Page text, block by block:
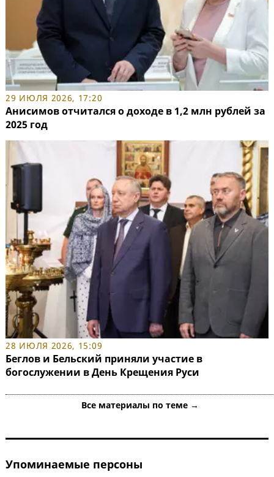
29 ИЮЛЯ 2026, 17:20
Анисимов отчитался о доходе в 1,2 млн рублей за
2025 год
28 ИЮЛЯ 2026, 15:09
Беглов и Бельский приняли участие в
богослужении в День Крещения Руси
Все материалы по теме →
Упоминаемые персоны